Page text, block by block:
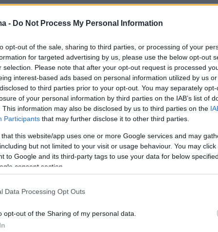
- Do Not Process My Personal Information
opt-out of the sale, sharing to third parties, or processing of your
for targeted advertising by us, please use the below opt-out
selection. Please note that after your opt-out request is processed
interest-based ads based on personal information utilized by us
to third parties prior to your opt-out. You may separately
of your personal information by third parties on the IAB’s list of
This information may also be disclosed by us to third parties on the
Participants that may further disclose it to other third parties.
that this website/app uses one or more Google services and may
but not limited to your visit or usage behaviour. You may
to Google and its third-party tags to use your data for below
consent section.
Data Processing Opt Outs
opt-out of the Sharing of my personal data.
πάντως χρειάζεται να διασυνδέονται με
την οποία:
της 11/05/2024, οι προσελεύσεις στο
ήταν (983) και οι εισαγωγές
( Διακινήθηκαν με Σ/ΕΚΑΒ, πλέον των
αρχικά (15) επικουρικές κλίνες,
μετά το πέρας της εφημερίας,
πρόβλημα.
της 15/16-05-2024 , οι προσελεύσεις στο
ανήλθαν σε (672) και οι
σε (156). Διακινήθηκαν με
(15) επικουρικές κλίνες, λόγω του